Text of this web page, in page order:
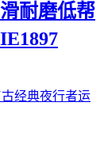
耐磨低帮